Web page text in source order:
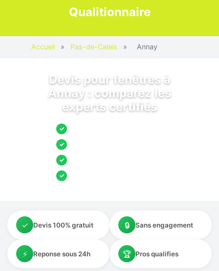
Qualitionnaire
Accueil » Pas-de-Calais » Annay
Devis pour fenêtres à
Annay : comparez les
experts certifiés
✓
✓
✓
✓
✓ Devis 100% gratuit 🔒 Sans engagement
⚡ Reponse sous 24h 🏆 Pros qualifies